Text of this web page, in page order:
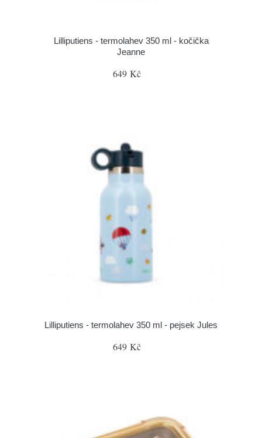
Lilliputiens - termolahev 350 ml - kočička
Jeanne
649 Kč
Lilliputiens - termolahev 350 ml - pejsek Jules
649 Kč